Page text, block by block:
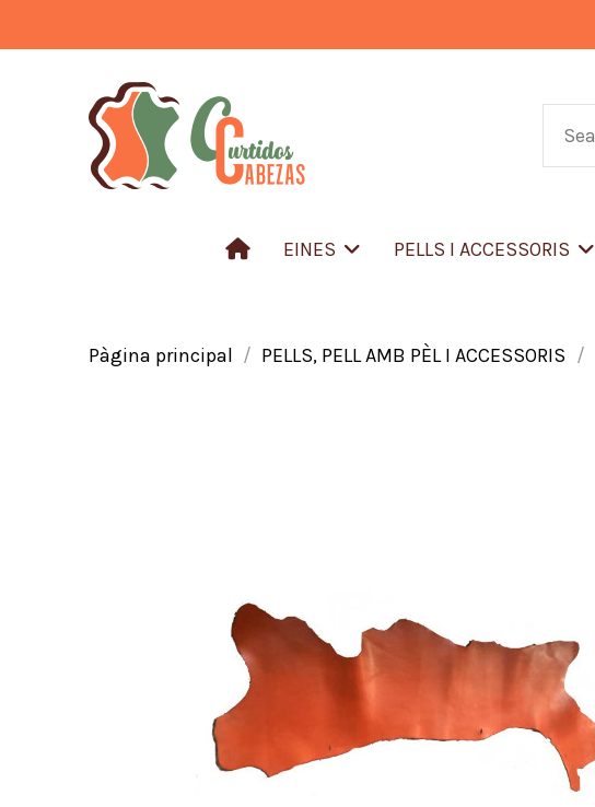
EINES PELLS I ACCESSORIS
Pàgina principal PELLS, PELL AMB PÈL I ACCESSORIS